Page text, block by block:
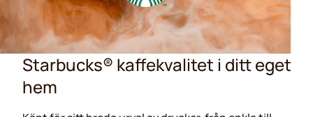
Starbucks® kaffekvalitet i ditt eget
hem